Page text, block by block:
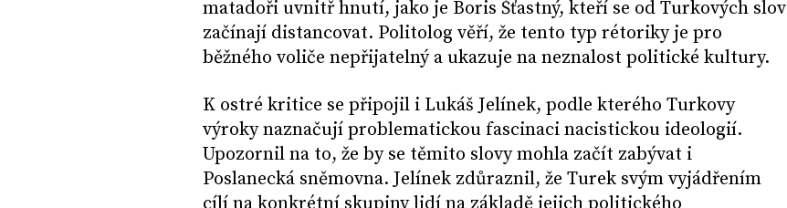
matadoři uvnitř hnutí, jako je Boris Šťastný, kteří se od Turkových slov
začínají distancovat. Politolog věří, že tento typ rétoriky je pro
běžného voliče nepřijatelný a ukazuje na neznalost politické kultury.
K ostré kritice se připojil i Lukáš Jelínek, podle kterého Turkovy
výroky naznačují problematickou fascinaci nacistickou ideologií.
Upozornil na to, že by se těmito slovy mohla začít zabývat i
Poslanecká sněmovna. Jelínek zdůraznil, že Turek svým vyjádřením